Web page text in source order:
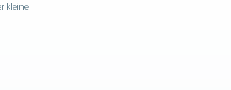
kleine